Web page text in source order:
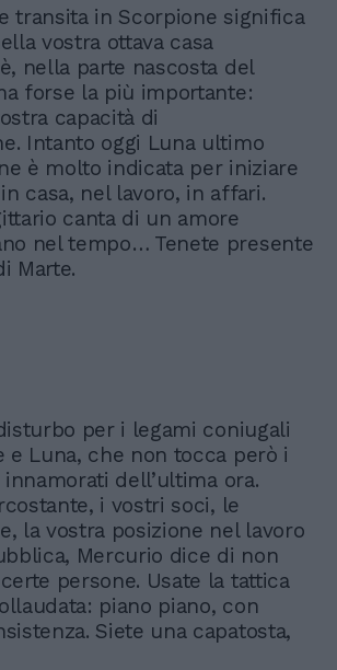
transita in Scorpione significa
vostra ottava casa
nella parte nascosta del
forse la più importante:
capacità di
Intanto oggi Luna ultimo
è molto indicata per iniziare
casa, nel lavoro, in affari.
canta di un amore
nel tempo… Tenete presente
Marte.
per i legami coniugali
e Luna, che non tocca però i
dell’ultima ora.
i vostri soci, le
la vostra posizione nel lavoro
Mercurio dice di non
persone. Usate la tattica
piano piano, con
Siete una capatosta,